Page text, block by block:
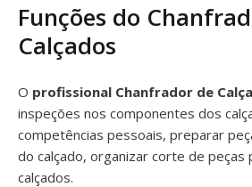
Funções do
Calçados
O profissional Chanfrador de
inspeções nos componentes dos
competências pessoais, preparar
do calçado, organizar corte de peças
calçados.